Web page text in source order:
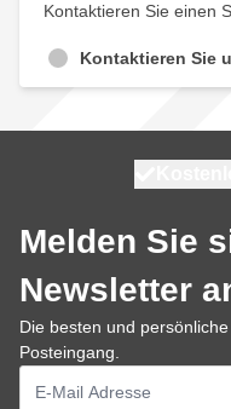
Kontaktieren Sie einen
Kontaktieren Sie
Melden Sie
Newsletter
Die besten und
Posteingang.